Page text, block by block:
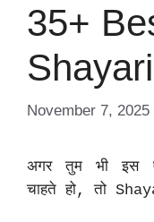
35+
Shayari
November 7, 2025
अगर तुम भी इस
चाहते हो, तो